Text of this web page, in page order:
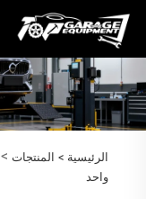
الرئيسية > المنتجات>
واحد